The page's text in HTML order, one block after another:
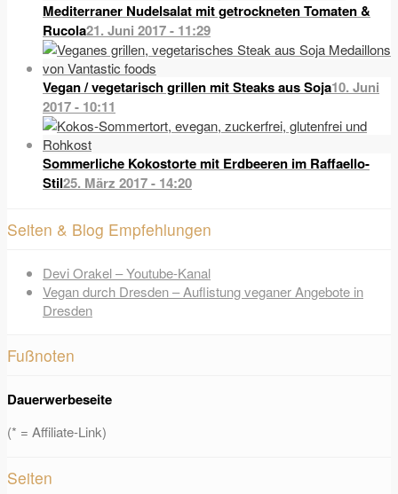
Mediterraner Nudelsalat mit getrockneten Tomaten &
Rucola21. Juni 2017 - 11:29
Vegan / vegetarisch grillen mit Steaks aus Soja10. Juni
2017 - 10:11
Sommerliche Kokostorte mit Erdbeeren im Raffaello-
Stil25. März 2017 - 14:20
Seiten & Blog Empfehlungen
Devi Orakel – Youtube-Kanal
Vegan durch Dresden – Auflistung veganer Angebote in
Dresden
Fußnoten
Dauerwerbeseite
(* = Affiliate-Link)
Seiten